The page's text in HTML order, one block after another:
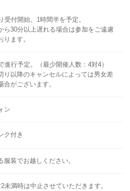
付開始。1時間半を予定。
ら30分以上遅れる場合は参加をご遠慮
ります。
行予定。（最少開催人数：4対4）
り以降のキャンセルによっては男女差
合がございます。
ン
ク付き
服装でお越しください。
満時は中止させていただきます。